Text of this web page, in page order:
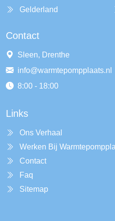
Gelderland
Contact
Sleen, Drenthe
info@warmtepompplaats.nl
8:00 - 18:00
Links
Ons Verhaal
Werken Bij
Contact
Faq
Sitemap